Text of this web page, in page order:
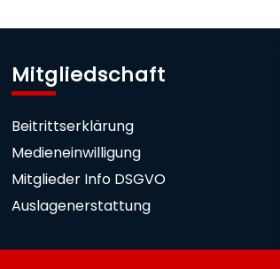
Mitgliedschaft
Beitrittserklärung
Medieneinwilligung
Mitglieder Info DSGVO
Auslagenerstattung